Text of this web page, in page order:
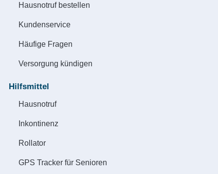
Hausnotruf bestellen
Kundenservice
Häufige Fragen
Versorgung kündigen
Hilfsmittel
Hausnotruf
Inkontinenz
Rollator
GPS Tracker für Senioren